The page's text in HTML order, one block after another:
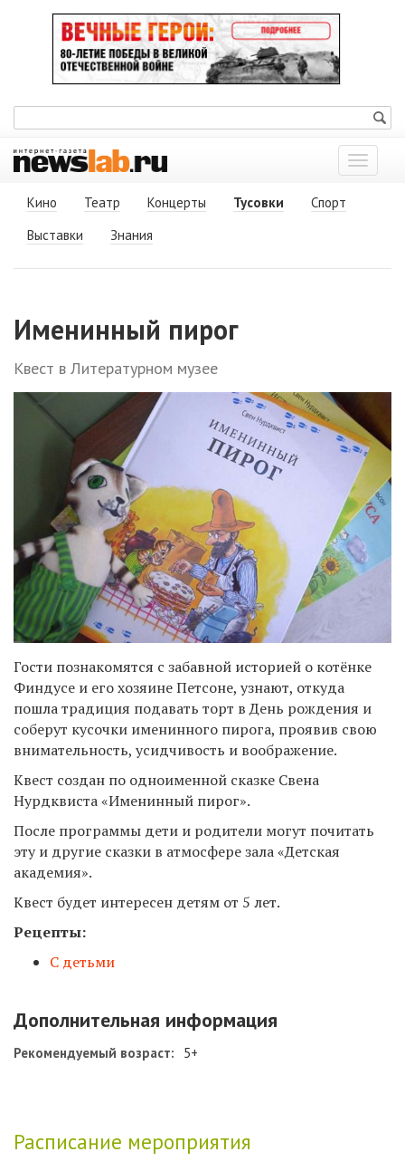
Показать
меню
Кино
Театр Концерты Тусовки
Спорт
Выставки
Знания
Именинный пирог
Квест в Литературном музее
Гости познакомятся с забавной историей о котёнке
Финдусе и его хозяине Петсоне, узнают, откуда
пошла традиция подавать торт в День рождения и
соберут кусочки именинного пирога, проявив свою
внимательность, усидчивость и воображение.
Квест создан по одноименной сказке Свена
Нурдквиста «Именинный пирог».
После программы дети и родители могут почитать
эту и другие сказки в атмосфере зала «Детская
академия».
Квест будет интересен детям от 5 лет.
Рецепты:
С детьми
Дополнительная информация
Рекомендуемый возраст: 5+
Расписание мероприятия